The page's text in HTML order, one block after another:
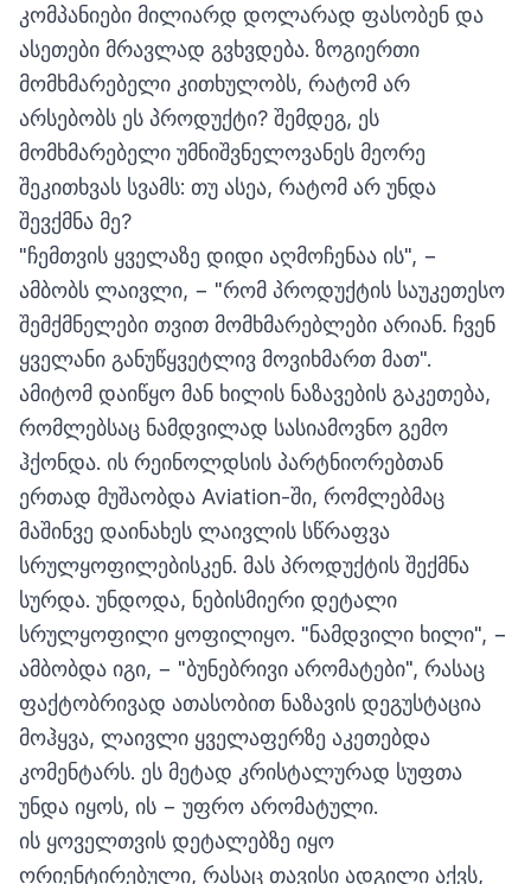
კომპანიები მილიარდ დოლარად ფასობენ და
ასეთები მრავლად გვხვდება. ზოგიერთი
მომხმარებელი კითხულობს, რატომ არ
არსებობს ეს პროდუქტი? შემდეგ, ეს
მომხმარებელი უმნიშვნელოვანეს მეორე
შეკითხვას სვამს: თუ ასეა, რატომ არ უნდა
შევქმნა მე?
"ჩემთვის ყველაზე დიდი აღმოჩენაა ის", −
ამბობს ლაივლი, − "რომ პროდუქტის საუკეთესო
შემქმნელები თვით მომხმარებლები არიან. ჩვენ
ყველანი განუწყვეტლივ მოვიხმართ მათ".
ამიტომ დაიწყო მან ხილის ნაზავების გაკეთება,
რომლებსაც ნამდვილად სასიამოვნო გემო
ჰქონდა. ის რეინოლდსის პარტნიორებთან
ერთად მუშაობდა Aviation-ში, რომლებმაც
მაშინვე დაინახეს ლაივლის სწრაფვა
სრულყოფილებისკენ. მას პროდუქტის შექმნა
სურდა. უნდოდა, ნებისმიერი დეტალი
სრულყოფილი ყოფილიყო. "ნამდვილი ხილი", −
ამბობდა იგი, − "ბუნებრივი არომატები", რასაც
ფაქტობრივად ათასობით ნაზავის დეგუსტაცია
მოჰყვა, ლაივლი ყველაფერზე აკეთებდა
კომენტარს. ეს მეტად კრისტალურად სუფთა
უნდა იყოს, ის − უფრო არომატული.
ის ყოველთვის დეტალებზე იყო
ორიენტირებული, რასაც თავისი ადგილი აქვს,